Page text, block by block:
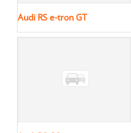
Audi RS e-tron GT